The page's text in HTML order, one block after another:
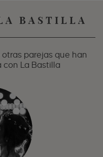
BASTILLA
parejas que han
La Bastilla